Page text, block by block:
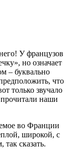
У французов
но означает
– буквально
что
только звучало
прочитали наши
во Франции
широкой, с
сказать.